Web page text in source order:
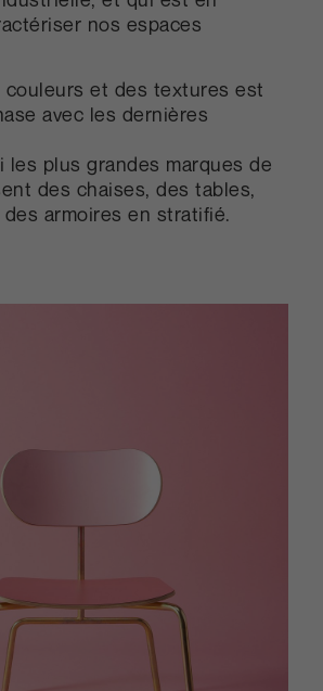
nos espaces
couleurs et des textures est
avec les dernières
les plus grandes marques de
des chaises, des tables,
armoires en stratifié.